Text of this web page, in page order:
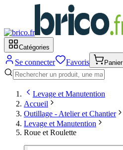
Catégories
Se connecter Favoris Panier
Levage et Manutention
Accueil
Outillage - Atelier et Chantier
Levage et Manutention
Roue et Roulette